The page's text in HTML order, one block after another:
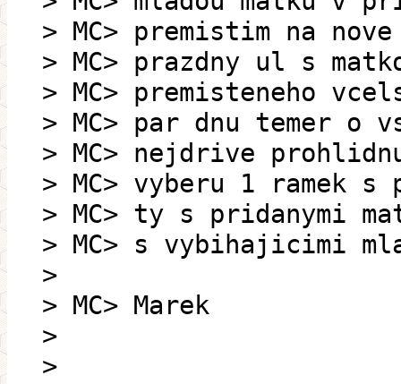
> MC> premistim na
> MC> prazdny ul s
> MC> premisteneho
> MC> par dnu temer o
> MC> nejdrive
> MC> vyberu 1 ramek
> MC> ty s pridanymi
> MC> s vybihajicimi
>
> MC> Marek
>
>